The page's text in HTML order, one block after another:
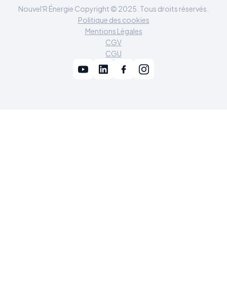
Nouvel'R Énergie Copyright © 2025. Tous droits réservés.
Politique des cookies
Mentions Légales
CGV
CGU